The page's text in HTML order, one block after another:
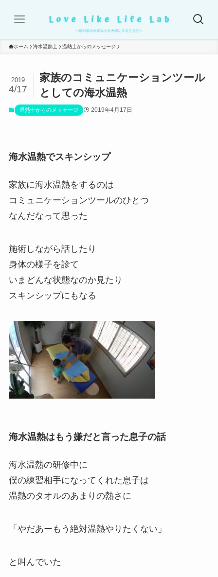
ホーム 海水温熱士 温熱士からのメッセージ
家族のコミュニケーションツール
としての海水温熱
2019
4/17
温熱士からのメッセージ 2019年4月17日
海水温熱でスキンシップ
家族に海水温熱をするのは
コミュニケーションツールのひとつ
なんだなって思った
施術しながら話したり
身体の様子を診て
いまどんな状態なのか見たり
スキンシップにもなる
海水温熱はもう嫌だと言った息子の話
海水温熱の研修中に
僕の練習相手になってくれた息子は
温熱のタオルのあまりの熱さに
「やだあーもう絶対温熱やりたくない」
と叫んでいた